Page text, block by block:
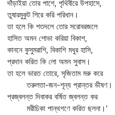
দাঁড়াইয়া তোর পাশে, পৃথিবীরে উপহাসে,
তুষারমুকুট শিরে করি পরিধান।
তা হলে কি শতদলে তোর সরোবরজলে
হাসিত অমন শোভা করিয়া বিকাশ,
কাননে কুসুমরাশি, বিকাশি মধুর হাসি,
প্রদান করিত কি লো অমন সুবাস।
তা হলে ভারত তোরে, সৃজিতাম মরু করে
তরুলতা-জন-শূন্য প্রান্তর ভীষণ।
প্রজ্বলন্ত দিবাকর বর্ষিত জ্বলন্ত কর
মরীচিকা পান্থগণে করিত ছলনা।'